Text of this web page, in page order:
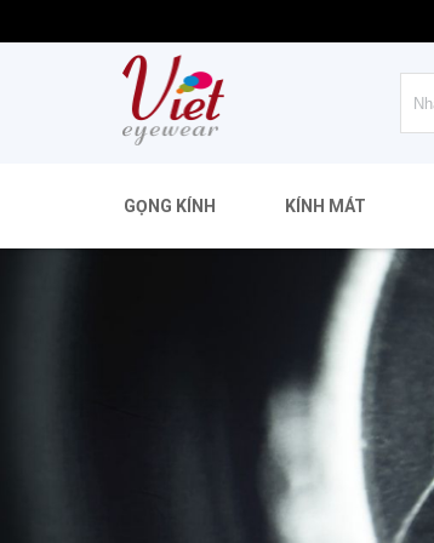
GỌNG KÍNH KÍNH MÁT